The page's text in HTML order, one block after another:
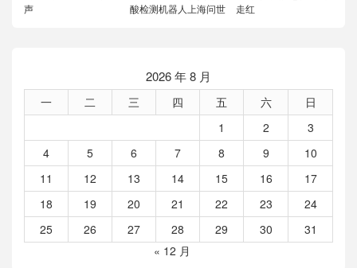
声
酸检测机器人上海问世
走红
2026 年 8 月
一 二 三 四 五 六
日
1
2
3
4
5 6 7 8 9
10
11
12 13 14 15 16
17
18
19 20 21 22 23
24
25
26 27 28 29 30
31
« 12 月